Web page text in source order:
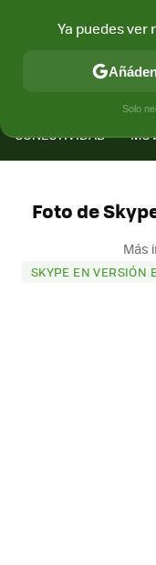
CONECTIVIDAD
Foto de
Más
SKYPE EN VERSIÓN
Ya puedes ver
Solo